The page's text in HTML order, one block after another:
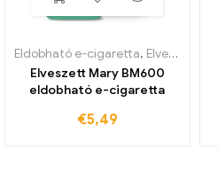
Eldobható e-cigaretta, Elveszett Mary BM600
Elveszett Mary BM600
eldobható e-cigaretta
€5,49